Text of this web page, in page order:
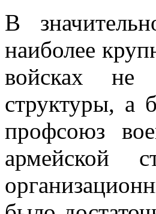
В
наиболее
войсках не
структуры, а
профсоюз
армейской